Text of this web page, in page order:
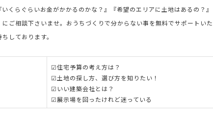
くらぐらいお金がかかるのかな？』『希望のエリアに土地はあるの？
ご相談下さいませ。おうちづくりで分からない事を無料でサポートい
しております。
☑住宅予算の考え方は？
☑土地の探し方、選び方を知りたい！
☑いい建築会社とは？
☑展示場を回ったけれど迷っている